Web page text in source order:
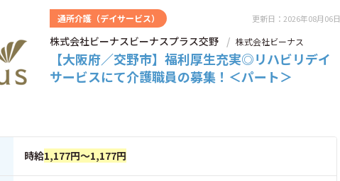
通所介護（デイサービス） 更新日：2026年08月06日
株式会社ビーナスビーナスプラス交野 株式会社ビーナス
【大阪府／交野市】福利厚生充実◎リハビリデイ
サービスにて介護職員の募集！＜パート＞
時給1,177円～1,177円